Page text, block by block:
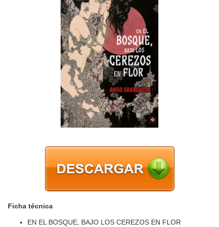
Ficha técnica
EN EL BOSQUE, BAJO LOS CEREZOS EN FLOR